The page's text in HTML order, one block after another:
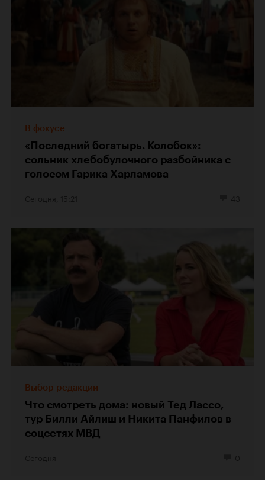
В фокусе
«Последний богатырь. Колобок»:
сольник хлебобулочного разбойника с
голосом Гарика Харламова
Выбор редакции
Что смотреть дома: новый Тед Лассо,
тур Билли Айлиш и Никита Панфилов в
соцсетях МВД